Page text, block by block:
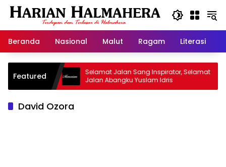
Langsung
Beranda
Nasional Malut Ragam Literasi
Featured
Warisan
Selamat Jalan Sang Inspirator, Selamat
Jalan Abangku Yuslam Idris
David Ozora